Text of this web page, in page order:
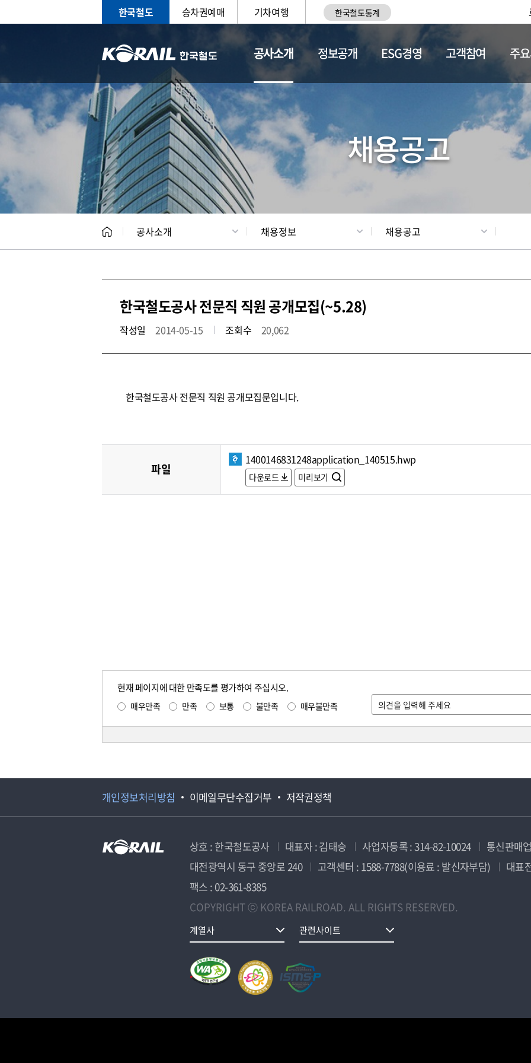
한국철도 승차권예매 기차여행 한국철도통계
공사소개
CEO 일반현황 채용정보
정보공개 ESG경영 고객참여 주
채용공고
공사소개 채용정보 채용공고
한국철도공사 전문직 직원 공개모집(~5.28)
작성일 2014-05-15 조회수 20,062
한국철도공사 전문직 직원 공개모집문입니다.
파일
1400146831248application_140515.hwp
다운로드 미리보기
현재 페이지에 대한 만족도를 평가하여 주십시오.
매우만족 만족 보통 불만족 매우불만족
개인정보처리방침 이메일무단수집거부 저작권정책
상호 : 한국철도공사 대표자 : 김태승 사업자등록 : 314-82-10024
통신판매
대전광역시 동구 중앙로 240
고객센터 : 1588-7788(이용료 : 발신자부담)
대표
팩스 : 02-361-8385
COPYRIGHT ⓒ KOREA RAILROAD. ALL RIGHTS RESERVED.
계열사 관련사이트